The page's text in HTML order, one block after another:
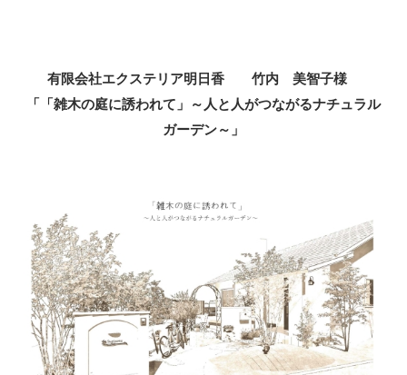
有限会社エクステリア明日香 竹内 美智子様
「「雑木の庭に誘われて」～人と人がつながるナチュラル
ガーデン～」